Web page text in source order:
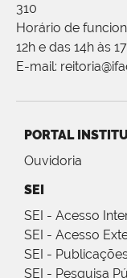
310
Horário de
12h e das 14h às
E-mail:
PORTAL
Ouvidoria
SEI
SEI - Acesso
SEI - Acesso
SEI -
SEI - Pesquisa